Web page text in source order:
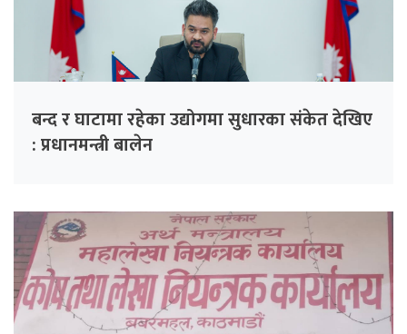
बन्द र घाटामा रहेका उद्योगमा सुधारका संकेत देखिए
: प्रधानमन्त्री बालेन